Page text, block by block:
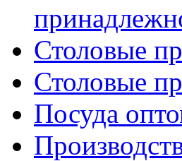
Столовые
Столовые
Посуда